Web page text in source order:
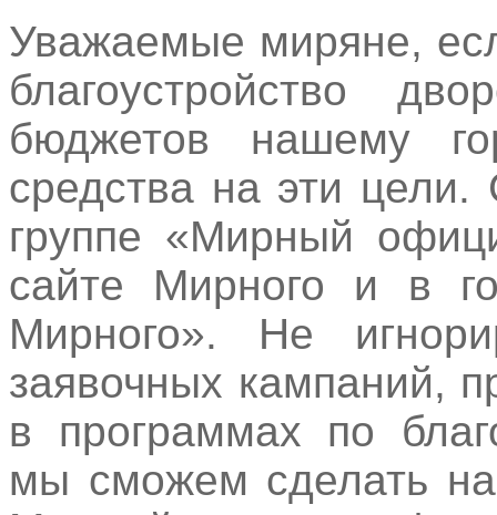
Уважаемые миряне,
благоустройство
бюджетов нашему
средства на эти
группе «Мирный
сайте Мирного и в
Мирного». Не
заявочных кампаний,
в программах по
мы сможем сделать